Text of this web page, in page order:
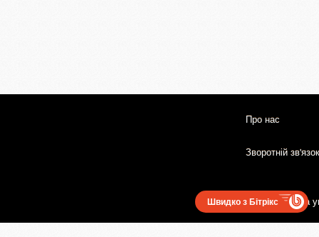
Про нас
Зворотній зв'язок
Користувацька
Швидко з Бітрікс